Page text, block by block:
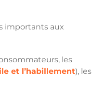
importants aux
les
et l’habillement), les